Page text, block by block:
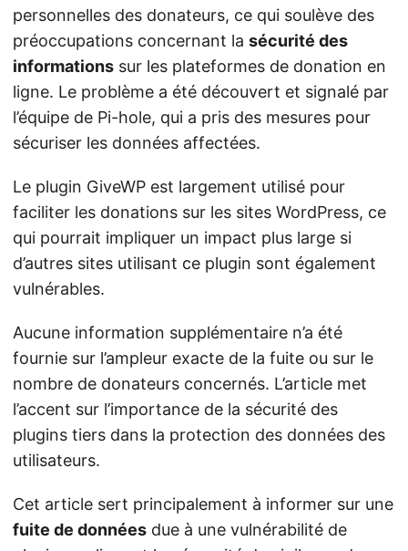
personnelles des donateurs, ce qui soulève des
préoccupations concernant la sécurité des
informations sur les plateformes de donation en
ligne. Le problème a été découvert et signalé par
l’équipe de Pi-hole, qui a pris des mesures pour
sécuriser les données affectées.
Le plugin GiveWP est largement utilisé pour
faciliter les donations sur les sites WordPress, ce
qui pourrait impliquer un impact plus large si
d’autres sites utilisant ce plugin sont également
vulnérables.
Aucune information supplémentaire n’a été
fournie sur l’ampleur exacte de la fuite ou sur le
nombre de donateurs concernés. L’article met
l’accent sur l’importance de la sécurité des
plugins tiers dans la protection des données des
utilisateurs.
Cet article sert principalement à informer sur une
fuite de données due à une vulnérabilité de